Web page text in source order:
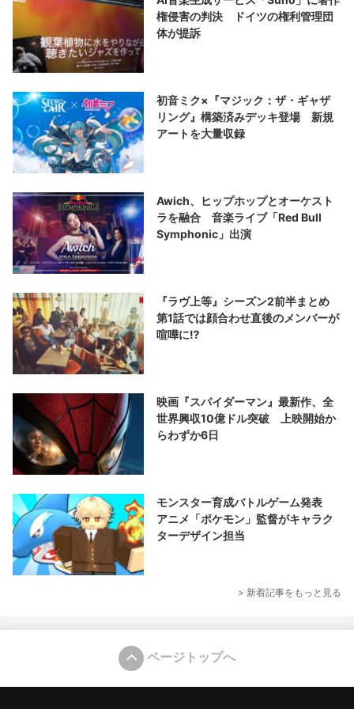
権侵害の判決 ドイツの権利管理団
体が提訴
初音ミク×『マジック：ザ・ギャザ
リング』構築済みデッキ登場 新規
アートを大量収録
Awich、ヒップホップとオーケスト
ラを融合 音楽ライブ「Red Bull
Symphonic」出演
『ラヴ上等』シーズン2前半まとめ
第1話では顔合わせ直後のメンバーが
喧嘩に⁉︎
映画『スパイダーマン』最新作、全
世界興収10億ドル突破 上映開始か
らわずか6日
モンスター育成バトルゲーム発表
アニメ「ポケモン」監督がキャラク
ターデザイン担当
> 新着記事をもっと見る
ページトップへ